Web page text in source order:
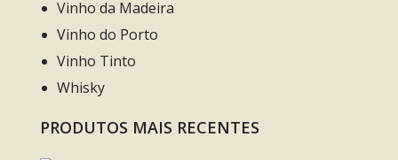
Vinho da Madeira
Vinho do Porto
Vinho Tinto
Whisky
PRODUTOS MAIS RECENTES